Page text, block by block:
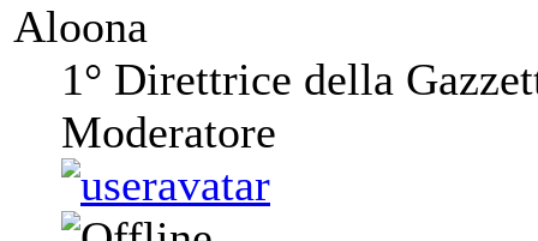
Aloona
1° Direttrice della
Moderatore